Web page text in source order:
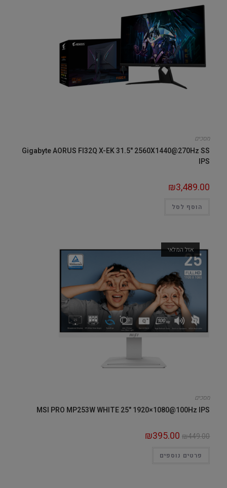
מסכים
Gigabyte AORUS FI32Q X-EK 31.5" 2560X1440@270Hz SS
IPS
₪3,489.00
הוסף לסל
אזל המלאי
מסכים
MSI PRO MP253W WHITE 25" 1920×1080@100Hz IPS
₪449.00
₪395.00
פרטים נוספים